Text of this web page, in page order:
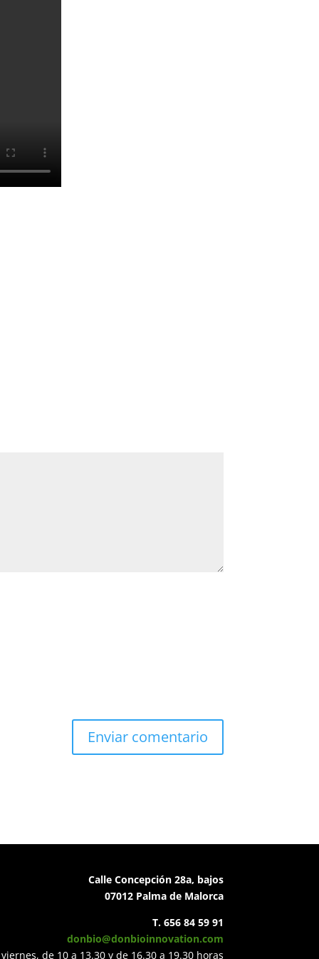
Calle Concepción 28a, bajos
07012 Palma de Malorca
T. 656 84 59 91
donbio@donbioinnovation.com
de 10 a 13.30 y de 16.30 a 19.30 horas